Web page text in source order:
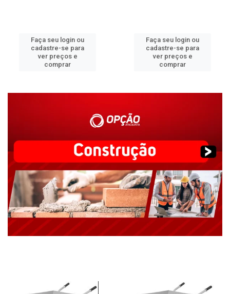
Faça seu login ou
cadastre-se para
ver preços e
comprar
Faça seu login ou
cadastre-se para
ver preços e
comprar